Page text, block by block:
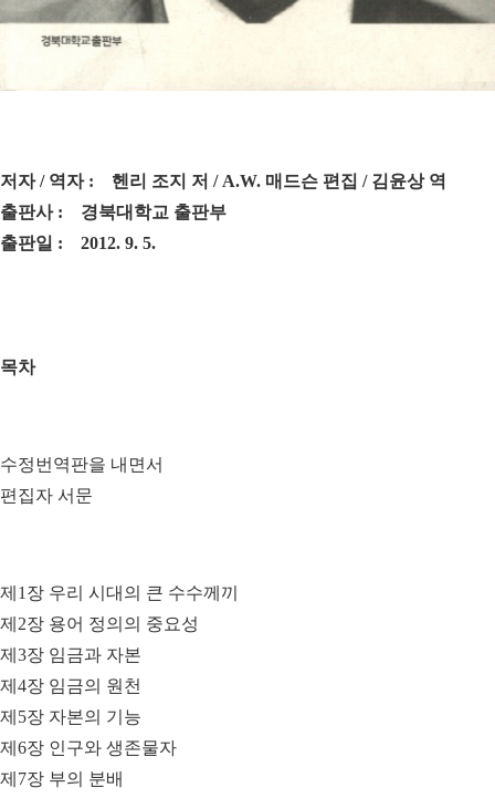
저자 / 역자 : 헨리 조지 저 / A.W. 매드슨 편집 / 김윤상 역
출판사 : 경북대학교 출판부
출판일 : 2012. 9. 5.
목차
수정번역판을 내면서
편집자 서문
제1장 우리 시대의 큰 수수께끼
제2장 용어 정의의 중요성
제3장 임금과 자본
제4장 임금의 원천
제5장 자본의 기능
제6장 인구와 생존물자
제7장 부의 분배